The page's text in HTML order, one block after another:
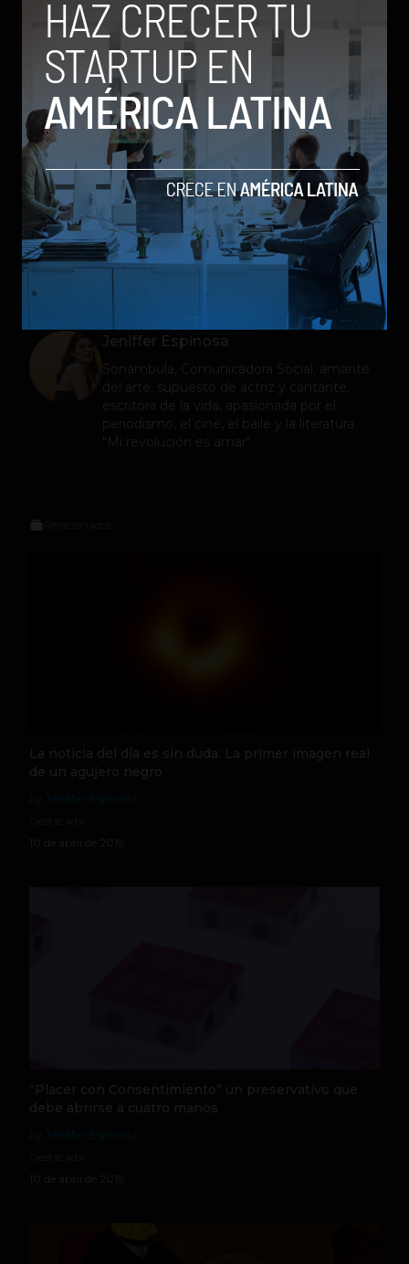
células receptoras y los periodos de aplicación
de los antirretrovirales”.
Esta prueba sin duda representa una evolución
en el campo de la medicina ante un virus que
parecía imposible de derrotar. ¡Así que para
ellos un merecido aplauso!
curanoticiasSidaVIH
Jeniffer Espinosa
Sonámbula, Comunicadora Social, amante
del arte, supuesto de actriz y cantante,
escritora de la vida, apasionada por el
periodismo, el cine, el baile y la literatura.
"Mi revolución es amar".
La noticia del día es sin duda: La primer imagen real
de un agujero negro
10 de abril de 2019
“Placer con Consentimiento” un preservativo que
debe abrirse a cuatro manos
10 de abril de 2019